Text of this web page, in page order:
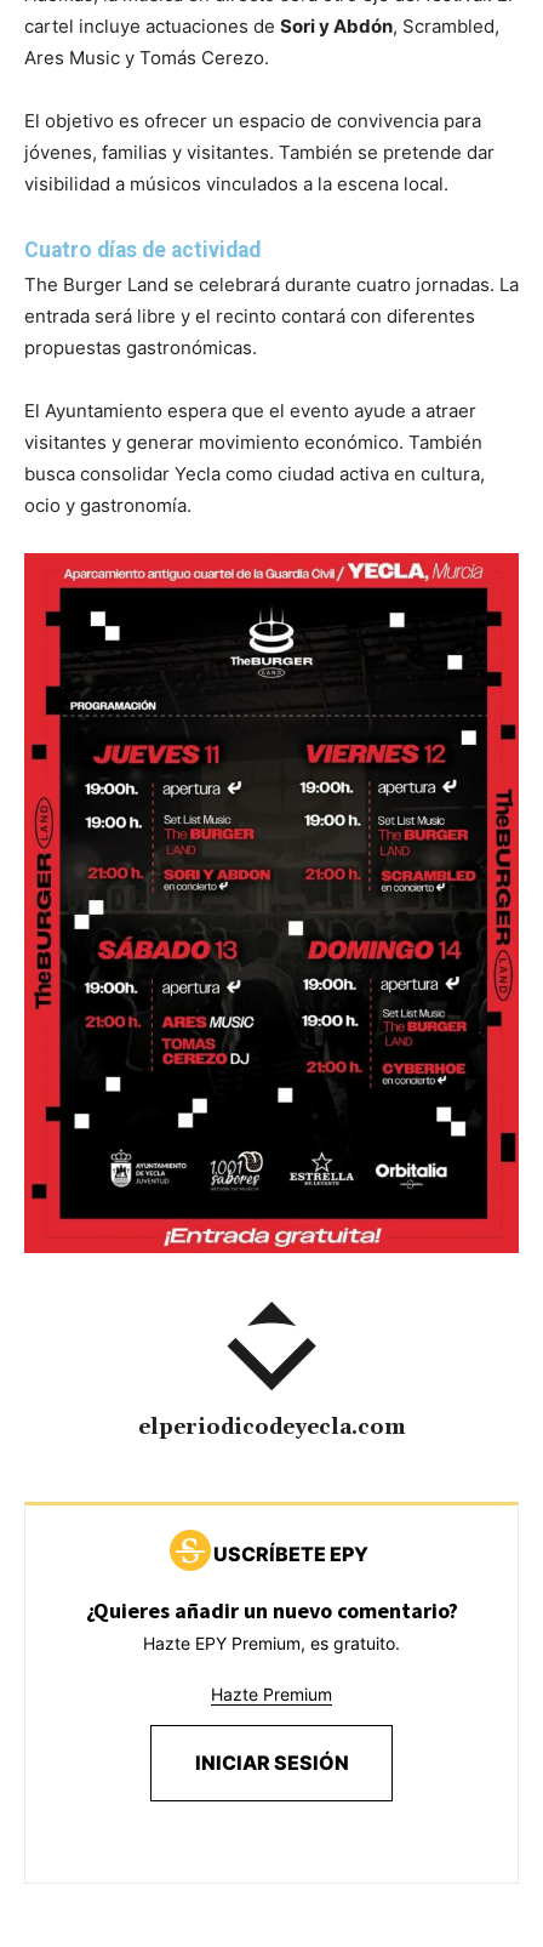
cartel incluye actuaciones de Sori y Abdón, Scrambled,
Ares Music y Tomás Cerezo.
El objetivo es ofrecer un espacio de convivencia para
jóvenes, familias y visitantes. También se pretende dar
visibilidad a músicos vinculados a la escena local.
Cuatro días de actividad
The Burger Land se celebrará durante cuatro jornadas. La
entrada será libre y el recinto contará con diferentes
propuestas gastronómicas.
El Ayuntamiento espera que el evento ayude a atraer
visitantes y generar movimiento económico. También
busca consolidar Yecla como ciudad activa en cultura,
ocio y gastronomía.
elperiodicodeyecla.com
USCRÍBETE EPY
¿Quieres añadir un nuevo comentario?
Hazte EPY Premium, es gratuito.
Hazte Premium
INICIAR SESIÓN